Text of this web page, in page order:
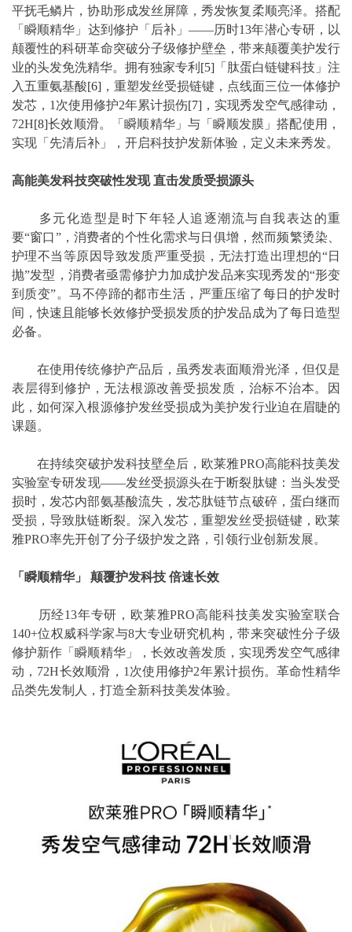
平抚毛鳞片，协助形成发丝屏障，秀发恢复柔顺亮泽。搭配
「瞬顺精华」达到修护「后补」——历时13年潜心专研，以
颠覆性的科研革命突破分子级修护壁垒，带来颠覆美护发行
业的头发免洗精华。拥有独家专利 [5] 「肽蛋白链键科技」注
入五重氨基酸[6] ，重塑发丝受损链键，点线面三位一体修护
发芯，1次使用修护2年累计损伤[7] ，实现秀发空气感律动，
72H[8]长效顺滑。「瞬顺精华」与「瞬顺发膜」搭配使用，
实现「先清后补」，开启科技护发新体验，定义未来秀发。
高能美发科技突破性发现 直击发质受损源头
多元化造型是时下年轻人追逐潮流与自我表达的重
要“窗口”，消费者的个性化需求与日俱增，然而频繁烫染、
护理不当等原因导致发质严重受损，无法打造出理想的“日
抛”发型，消费者亟需修护力加成护发品来实现秀发的“形变
到质变”。马不停蹄的都市生活，严重压缩了每日的护发时
间，快速且能够长效修护受损发质的护发品成为了每日造型
必备。
在使用传统修护产品后，虽秀发表面顺滑光泽，但仅是
表层得到修护，无法根源改善受损发质，治标不治本。因
此，如何深入根源修护发丝受损成为美护发行业迫在眉睫的
课题。
在持续突破护发科技壁垒后，欧莱雅PRO高能科技美发
实验室专研发现——发丝受损源头在于断裂肽键：当头发受
损时，发芯内部氨基酸流失，发芯肽链节点破碎，蛋白继而
受损，导致肽链断裂。深入发芯，重塑发丝受损链键，欧莱
雅PRO率先开创了分子级护发之路，引领行业创新发展。
「瞬顺精华」 颠覆护发科技 倍速长效
历经13年专研，欧莱雅PRO高能科技美发实验室联合
140+位权威科学家与8大专业研究机构，带来突破性分子级
修护新作「瞬顺精华」，长效改善发质，实现秀发空气感律
动，72H长效顺滑，1次使用修护2年累计损伤。革命性精华
品类先发制人，打造全新科技美发体验。